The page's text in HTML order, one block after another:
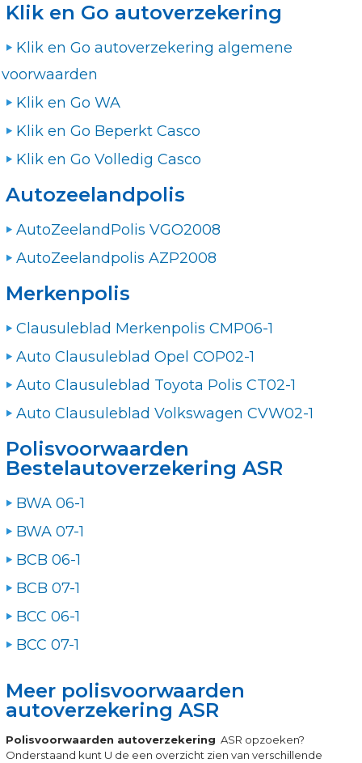
Klik en Go autoverzekering
Klik en Go autoverzekering algemene
voorwaarden
Klik en Go WA
Klik en Go Beperkt Casco
Klik en Go Volledig Casco
Autozeelandpolis
AutoZeelandPolis VGO2008
AutoZeelandpolis AZP2008
Merkenpolis
Clausuleblad Merkenpolis CMP06-1
Auto Clausuleblad Opel COP02-1
Auto Clausuleblad Toyota Polis CT02-1
Auto Clausuleblad Volkswagen CVW02-1
Polisvoorwaarden
Bestelautoverzekering ASR
BWA 06-1
BWA 07-1
BCB 06-1
BCB 07-1
BCC 06-1
BCC 07-1
Meer polisvoorwaarden
autoverzekering ASR
Polisvoorwaarden autoverzekering ASR opzoeken?
Onderstaand kunt U de een overzicht zien van verschillende